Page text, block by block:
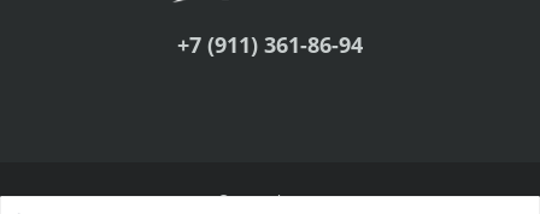
+7 (911) 361-86-94
© Sportsolo, 2011